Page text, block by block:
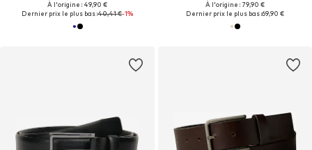
À l'origine : 49,90 €
Dernier prix le plus bas :40,41 €-1%
À l'origine : 79,90 €
Dernier prix le plus bas :69,90 €